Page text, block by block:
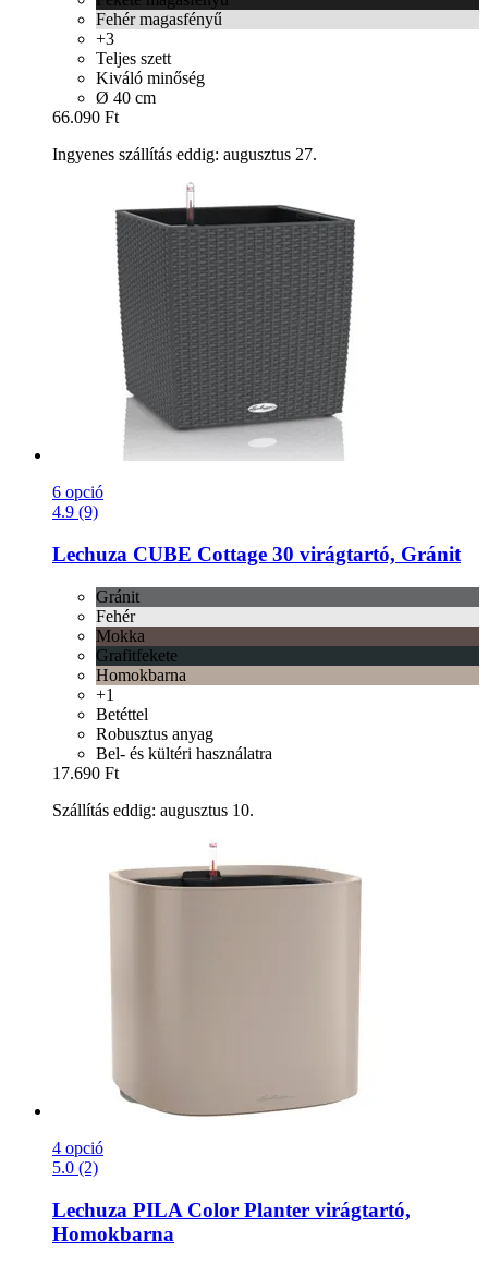
Fehér magasfényű
+3
Teljes szett
Kiváló minőség
Ø 40 cm
66.090 Ft
Ingyenes szállítás eddig: augusztus 27.
6 opció
4.9 (9)
Lechuza CUBE Cottage 30 virágtartó, Gránit
Gránit
Fehér
Mokka
Grafitfekete
Homokbarna
+1
Betéttel
Robusztus anyag
Bel- és kültéri használatra
17.690 Ft
Szállítás eddig: augusztus 10.
4 opció
5.0 (2)
Lechuza PILA Color Planter virágtartó,
Homokbarna